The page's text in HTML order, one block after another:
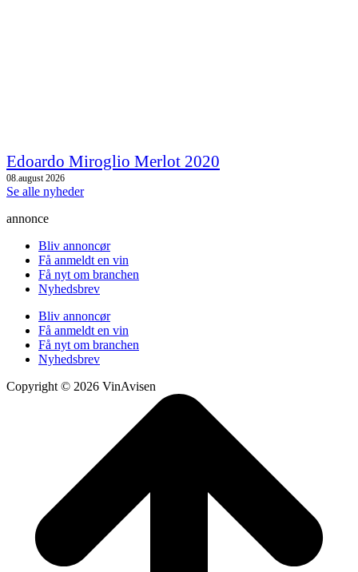
Edoardo Miroglio Merlot 2020
08.august 2026
Se alle nyheder
annonce
Bliv annoncør
Få anmeldt en vin
Få nyt om branchen
Nyhedsbrev
Bliv annoncør
Få anmeldt en vin
Få nyt om branchen
Nyhedsbrev
Copyright © 2026 VinAvisen